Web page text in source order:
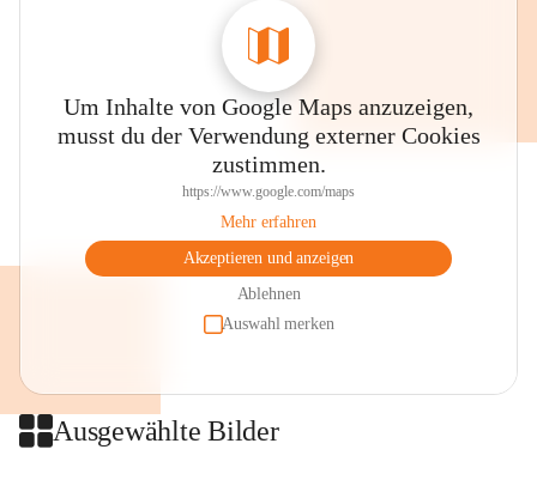
Um Inhalte von Google Maps anzuzeigen,
musst du der Verwendung externer Cookies
zustimmen.
https://www.google.com/maps
Mehr erfahren
Akzeptieren und anzeigen
Ablehnen
Auswahl merken
Ausgewählte Bilder